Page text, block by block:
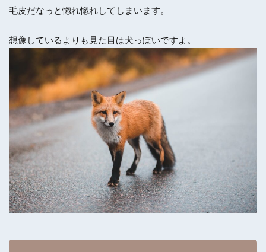
毛皮だなっと惚れ惚れしてしまいます。
想像しているよりも見た目は犬っぽいですよ。